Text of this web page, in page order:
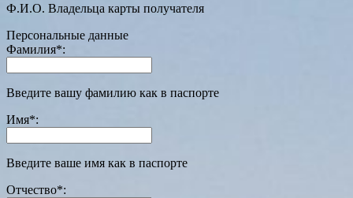
Ф.И.О. Владельца карты получателя
Персональные данные
Фамилия*:
Введите вашу фамилию как в паспорте
Имя*:
Введите ваше имя как в паспорте
Отчество*: